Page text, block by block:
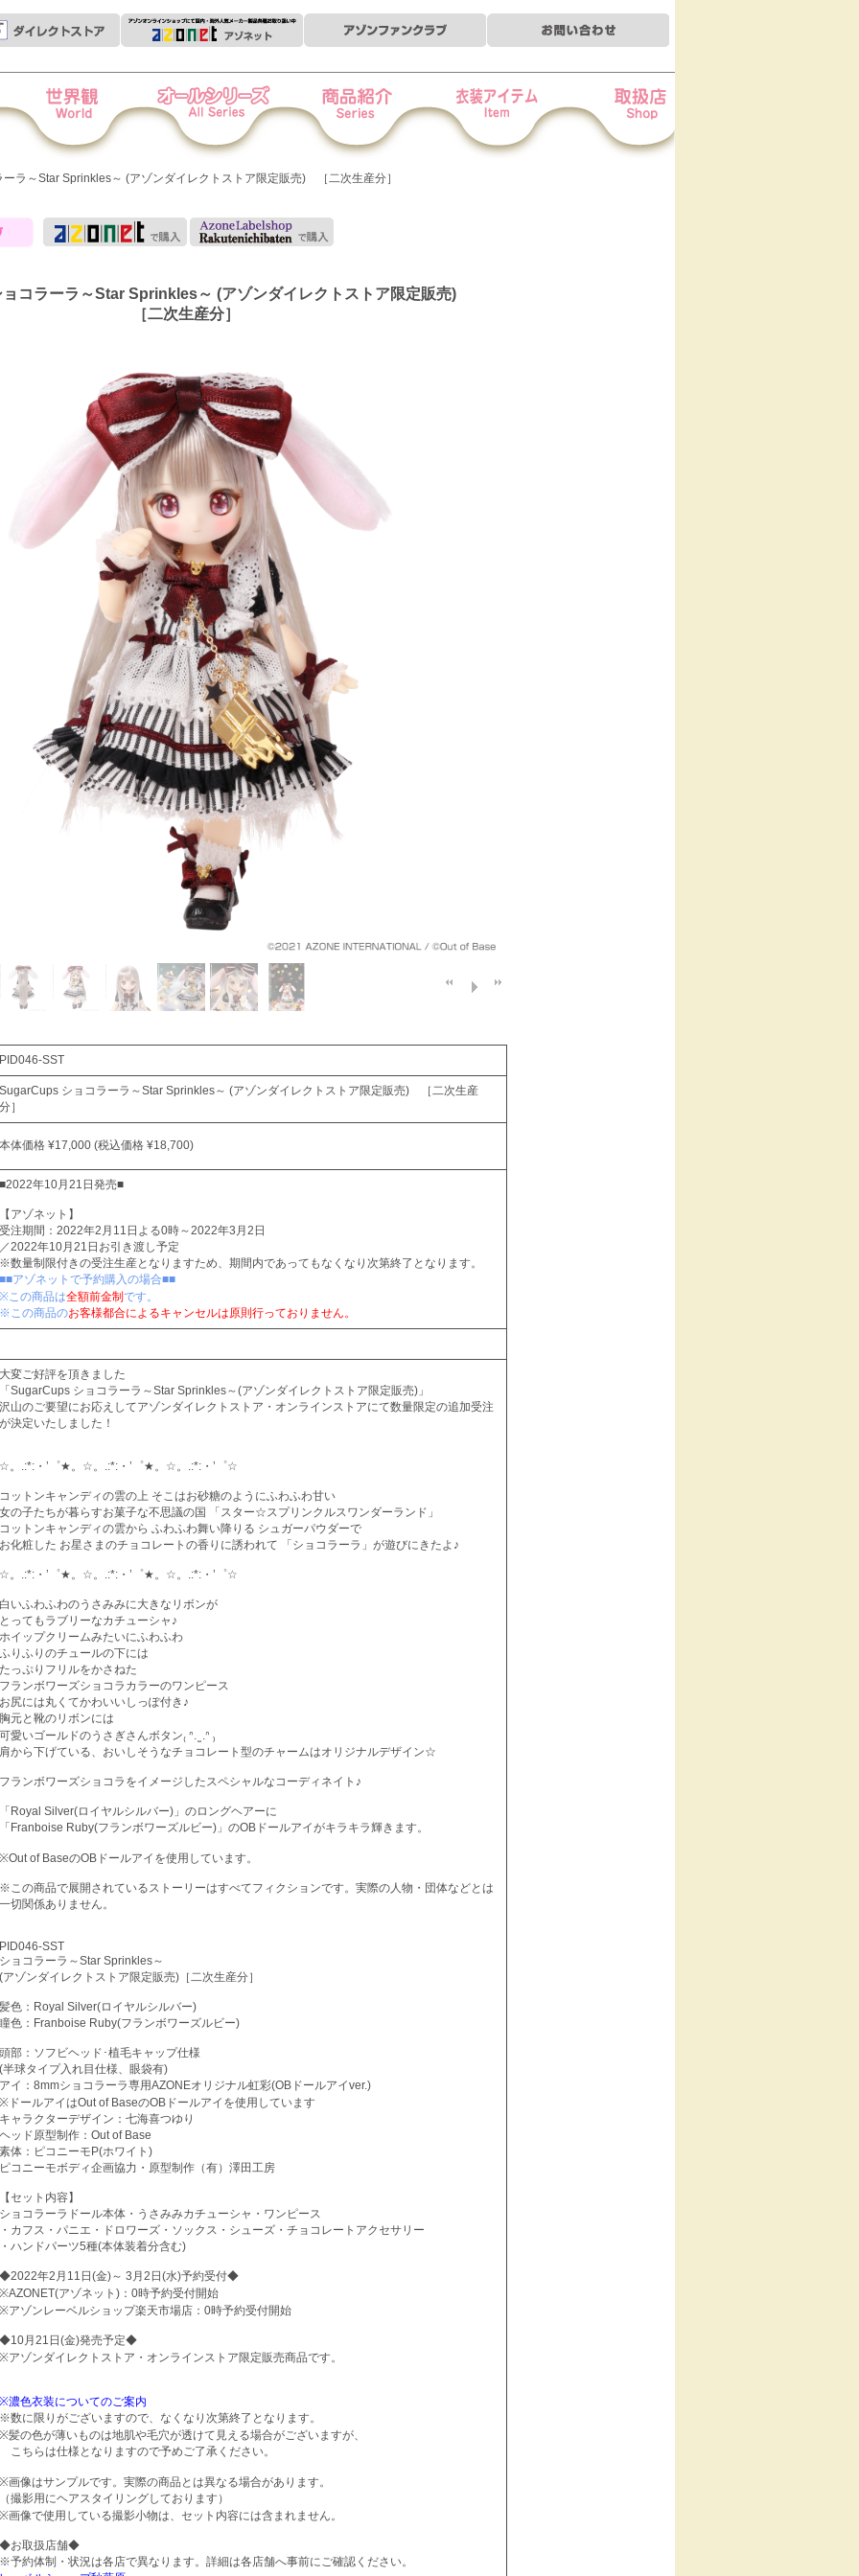
ラ～Star Sprinkles～ (アゾンダイレクトストア限定販売) ［二次生産分］
コラーラ～Star Sprinkles～ (アゾンダイレクトストア限定販売)
［二次生産分］
PID046-SST
SugarCups ショコラーラ～Star Sprinkles～ (アゾンダイレクトストア限定販売) ［二次生産
分］
本体価格 ¥17,000 (税込価格 ¥18,700)
■2022年10月21日発売■
【アゾネット】
受注期間：2022年2月11日よる0時～2022年3月2日
／2022年10月21日お引き渡し予定
※数量制限付きの受注生産となりますため、期間内であってもなくなり次第終了となります。
■■アゾネットで予約購入の場合■■
※この商品は全額前金制 です。
※この商品のお客様都合によるキャンセルは原則行っておりません。
大変ご好評を頂きました
「SugarCups ショコラーラ～Star Sprinkles～(アゾンダイレクトストア限定販売)」
沢山のご要望にお応えしてアゾンダイレクトストア・オンラインストアにて数量限定の追加受注
が決定いたしました！
☆。.:*:・’゜★。☆。.:*:・’゜★。☆。.:*:・’゜☆
コットンキャンディの雲の上 そこはお砂糖のようにふわふわ甘い
女の子たちが暮らすお菓子な不思議の国 「スター☆スプリンクルスワンダーランド」
コットンキャンディの雲から ふわふわ舞い降りる シュガーパウダーで
お化粧した お星さまのチョコレートの香りに誘われて 「ショコラーラ」が遊びにきたよ♪
☆。.:*:・’゜★。☆。.:*:・’゜★。☆。.:*:・’゜☆
白いふわふわのうさみみに大きなリボンが
とってもラブリーなカチューシャ♪
ホイップクリームみたいにふわふわ
ふりふりのチュールの下には
たっぷりフリルをかさねた
フランボワーズショコラカラーのワンピース
お尻には丸くてかわいいしっぽ付き♪
胸元と靴のリボンには
可愛いゴールドのうさぎさんボタン₍ ᐢ. ̫ .ᐢ ₎
肩から下げている、おいしそうなチョコレート型のチャームはオリジナルデザイン☆
フランボワーズショコラをイメージしたスペシャルなコーディネイト♪
「Royal Silver(ロイヤルシルバー)」のロングヘアーに
「Franboise Ruby(フランボワーズルビー)」のOBドールアイがキラキラ輝きます。
※Out of BaseのOBドールアイを使用しています。
※この商品で展開されているストーリーはすべてフィクションです。実際の人物・団体などとは
一切関係ありません。
PID046-SST
ショコラーラ～Star Sprinkles～
(アゾンダイレクトストア限定販売)［二次生産分］
髪色：Royal Silver(ロイヤルシルバー)
瞳色：Franboise Ruby(フランボワーズルビー)
頭部：ソフビヘッド･植毛キャップ仕様
(半球タイプ入れ目仕様、眼袋有)
アイ：8mmショコラーラ専用AZONEオリジナル虹彩(OBドールアイver.)
※ドールアイはOut of BaseのOBドールアイを使用しています
キャラクターデザイン：七海喜つゆり
ヘッド原型制作：Out of Base
素体：ピコニーモP(ホワイト)
ピコニーモボディ企画協力・原型制作（有）澤田工房
【セット内容】
ショコラーラドール本体・うさみみカチューシャ・ワンピース
・カフス・パニエ・ドロワーズ・ソックス・シューズ・チョコレートアクセサリー
・ハンドパーツ5種(本体装着分含む)
◆2022年2月11日(金)～ 3月2日(水)予約受付◆
※AZONET(アゾネット)：0時予約受付開始
※アゾンレーベルショップ楽天市場店：0時予約受付開始
◆10月21日(金)発売予定◆
※アゾンダイレクトストア・オンラインストア限定販売商品です。
※濃色衣装についてのご案内
※数に限りがございますので、なくなり次第終了となります。
※髪の色が薄いものは地肌や毛穴が透けて見える場合がございますが、
こちらは仕様となりますので予めご了承ください。
※画像はサンプルです。実際の商品とは異なる場合があります。
（撮影用にヘアスタイリングしております）
※画像で使用している撮影小物は、セット内容には含まれません。
◆お取扱店舗◆
※予約体制・状況は各店で異なります。詳細は各店舗へ事前にご確認ください。